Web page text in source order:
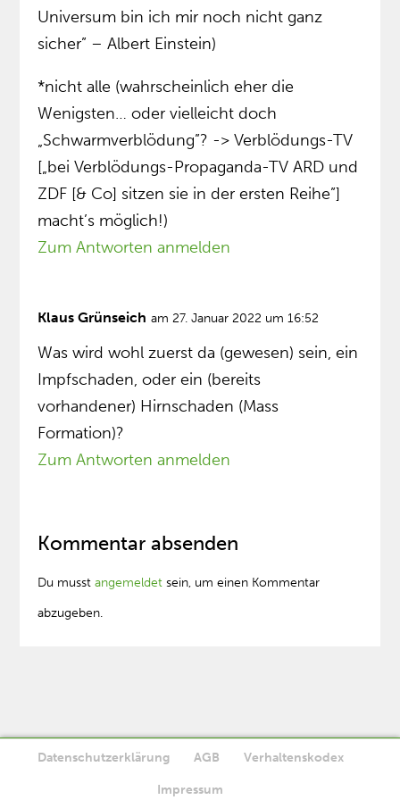
Universum bin ich mir noch nicht ganz
sicher” – Albert Einstein)
*nicht alle (wahrscheinlich eher die
Wenigsten… oder vielleicht doch
„Schwarmverblödung”? -> Verblödungs-TV
[„bei Verblödungs-Propaganda-TV ARD und
ZDF [& Co] sitzen sie in der ersten Reihe”]
macht’s möglich!)
Zum Antworten anmelden
Klaus Grünseich am 27. Januar 2022 um 16:52
Was wird wohl zuerst da (gewesen) sein, ein
Impfschaden, oder ein (bereits
vorhandener) Hirnschaden (Mass
Formation)?
Zum Antworten anmelden
Kommentar absenden
Du musstangemeldet sein, um einen Kommentar
abzugeben.
Datenschutzerklärung AGB Verhaltenskodex
Impressum